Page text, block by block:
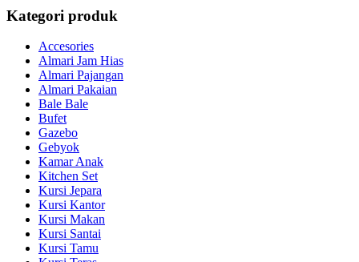
Kategori produk
Accesories
Almari Jam Hias
Almari Pajangan
Almari Pakaian
Bale Bale
Bufet
Gazebo
Gebyok
Kamar Anak
Kitchen Set
Kursi Jepara
Kursi Kantor
Kursi Makan
Kursi Santai
Kursi Tamu